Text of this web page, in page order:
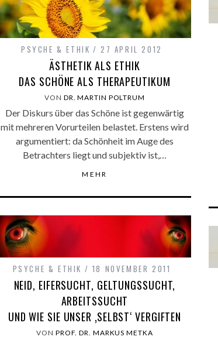
PSYCHE & ETHIK 27 APRIL 2012
ÄSTHETIK ALS ETHIK
DAS SCHÖNE ALS THERAPEUTIKUM
VON DR. MARTIN POLTRUM
Der Diskurs über das Schöne ist gegenwärtig
mit mehreren Vorurteilen belastet. Erstens wird
argumentiert: da Schönheit im Auge des
Betrachters liegt und subjektiv ist,…
MEHR
PSYCHE & ETHIK 18 NOVEMBER 2011
NEID, EIFERSUCHT, GELTUNGSSUCHT,
ARBEITSSUCHT
UND WIE SIE UNSER ‚SELBST‘ VERGIFTEN
VON PROF. DR. MARKUS METKA